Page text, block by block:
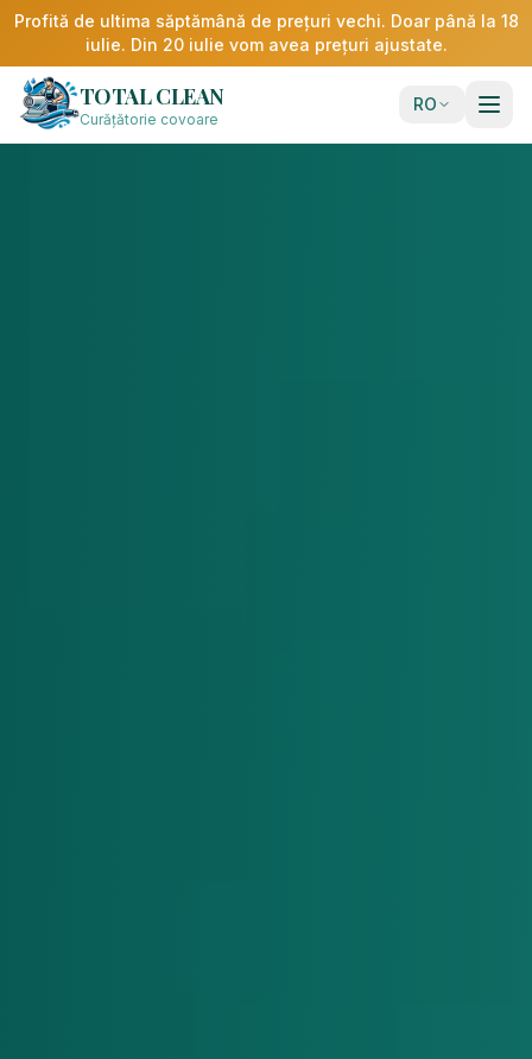
Profită de ultima săptămână de prețuri vechi. Doar până la 18
iulie. Din 20 iulie vom avea prețuri ajustate.
TOTAL CLEAN
Curățătorie covoare
RO